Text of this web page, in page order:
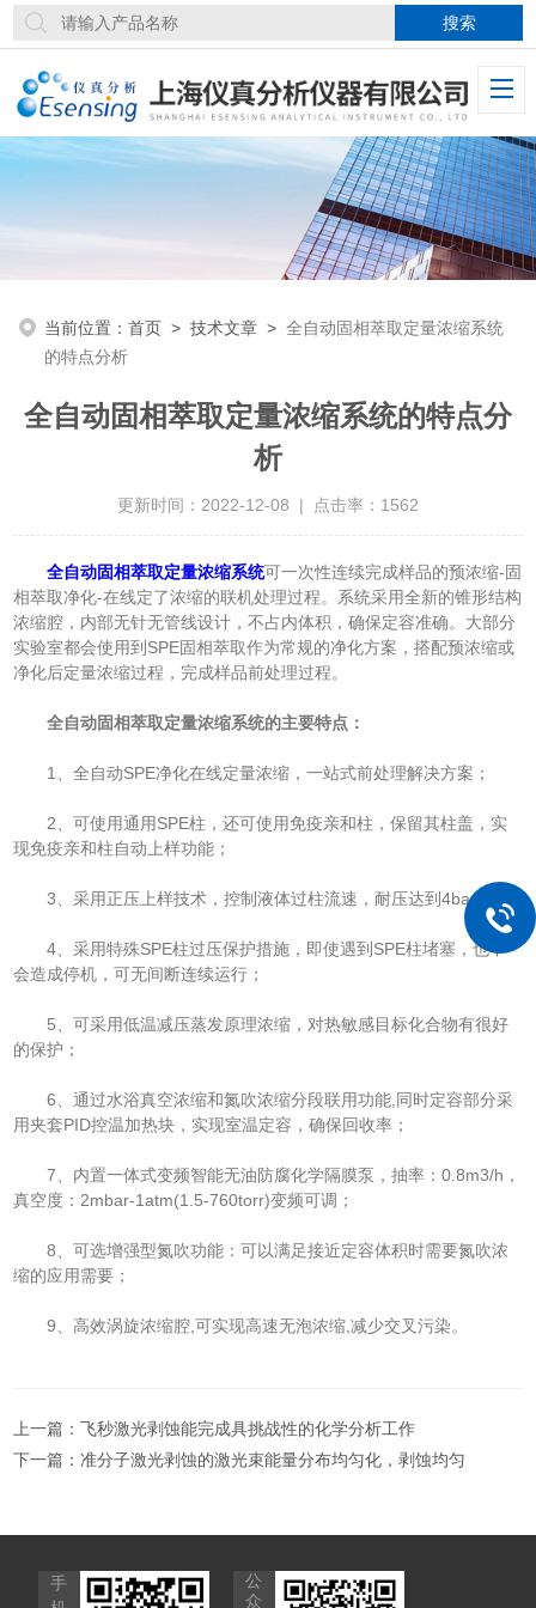
当前位置：首页 >技术文章 >全自动固相萃取定量浓缩系统
的特点分析
全自动固相萃取定量浓缩系统的特点分
析
更新时间：2022-12-08 | 点击率：1562
全自动固相萃取定量浓缩系统可一次性连续完成样品的预浓缩-固
相萃取净化-在线定了浓缩的联机处理过程。系统采用全新的锥形结构
浓缩腔，内部无针无管线设计，不占内体积，确保定容准确。大部分
实验室都会使用到SPE固相萃取作为常规的净化方案，搭配预浓缩或
净化后定量浓缩过程，完成样品前处理过程。
全自动固相萃取定量浓缩系统的主要特点：
1、全自动SPE净化在线定量浓缩，一站式前处理解决方案；
2、可使用通用SPE柱，还可使用免疫亲和柱，保留其柱盖，实
现免疫亲和柱自动上样功能；
3、采用正压上样技术，控制液体过柱流速，耐压达到4bar；
4、采用特殊SPE柱过压保护措施，即使遇到SPE柱堵塞，也不
会造成停机，可无间断连续运行；
5、可采用低温减压蒸发原理浓缩，对热敏感目标化合物有很好
的保护；
6、通过水浴真空浓缩和氮吹浓缩分段联用功能,同时定容部分采
用夹套PID控温加热块，实现室温定容，确保回收率；
7、内置一体式变频智能无油防腐化学隔膜泵，抽率：0.8m3/h，
真空度：2mbar-1atm(1.5-760torr)变频可调；
8、可选增强型氮吹功能：可以满足接近定容体积时需要氮吹浓
缩的应用需要；
9、高效涡旋浓缩腔,可实现高速无泡浓缩,减少交叉污染。
上一篇：飞秒激光剥蚀能完成具挑战性的化学分析工作
下一篇：准分子激光剥蚀的激光束能量分布均匀化，剥蚀均匀
手
公
众